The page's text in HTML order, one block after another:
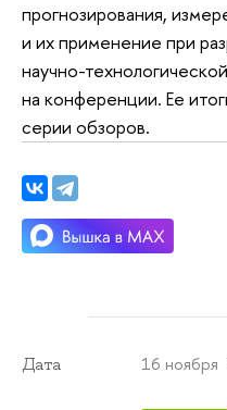
прогнозирования,
и их применение при
научно-
на конференции. Ее
серии обзоров.
Дата 16